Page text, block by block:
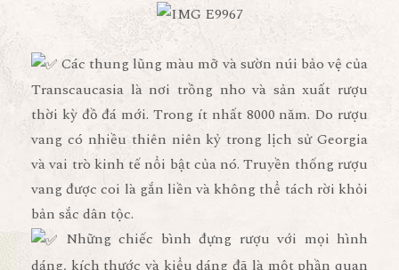
Các thung lũng màu mỡ và sườn núi bảo vệ của
Transcaucasia là nơi trồng nho và sản xuất rượu
thời kỳ đồ đá mới. Trong ít nhất 8000 năm. Do rượu
vang có nhiều thiên niên kỷ trong lịch sử Georgia
và vai trò kinh tế nổi bật của nó. Truyền thống rượu
vang được coi là gắn liền và không thể tách rời khỏi
bản sắc dân tộc.
Những chiếc bình đựng rượu với mọi hình
dáng, kích thước và kiểu dáng đã là một phần quan